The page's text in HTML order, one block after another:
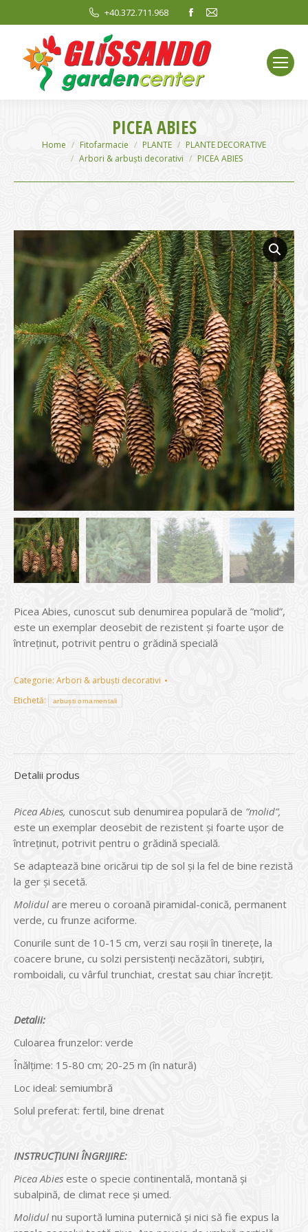
+40.372.711.968
Facebook
opens
in
new
window
Mail
window
PICEA ABIES
You are here:
Home Fitofarmacie PLANTE
PLANTE DECORATIVE
Arbori & arbuști decorativi
PICEA ABIES
Picea Abies, cunoscut sub denumirea populară de ”molid”,
este un exemplar deosebit de rezistent și foarte ușor de
întreținut, potrivit pentru o grădină specială
Categorie: Arbori & arbuști decorativi
Etichetă:
arbuști ornamentali
Detalii produs
Picea Abies, cunoscut sub denumirea populară de ”molid”,
este un exemplar deosebit de rezistent și foarte ușor de
întreținut, potrivit pentru o grădină specială.
Se adaptează bine oricărui tip de sol și la fel de bine rezistă
la ger și secetă.
Molidul are mereu o coroană piramidal-conică, permanent
verde, cu frunze aciforme.
Conurile sunt de 10-15 cm, verzi sau roşii în tinereţe, la
coacere brune, cu solzi persistenţi necăzători, subţiri,
romboidali, cu vârful trunchiat, crestat sau chiar încreţit.
Detalii:
Culoarea frunzelor: verde
Înălțime: 15-80 cm; 20-25 m (în natură)
Loc ideal: semiumbră
Solul preferat: fertil, bine drenat
INSTRUCŢIUNI ÎNGRIJIRE:
Picea Abies este o specie continentală, montană şi
subalpină, de climat rece şi umed.
Molidul nu suportă lumina puternică și nici să fie expus la